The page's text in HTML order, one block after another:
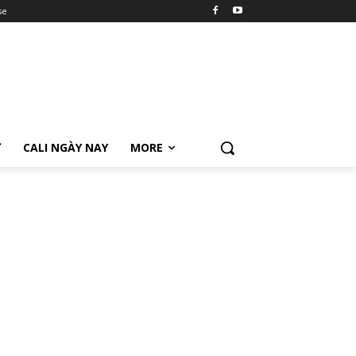
CALI NGÀY NAY MORE